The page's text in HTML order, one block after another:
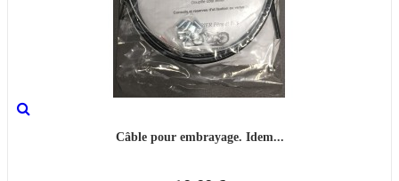
Câble pour embrayage. Idem...